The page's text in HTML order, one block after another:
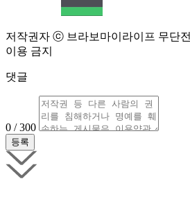
저작권자 ⓒ 브라보마이라이프 무단
이용 금지
댓글
0 / 300